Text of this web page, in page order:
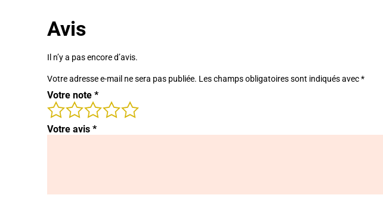
Avis
Il n’y a pas encore d’avis.
Votre adresse e-mail ne sera pas publiée. Les champs obligatoires sont indiqués avec*
Votre note *
Votre avis *